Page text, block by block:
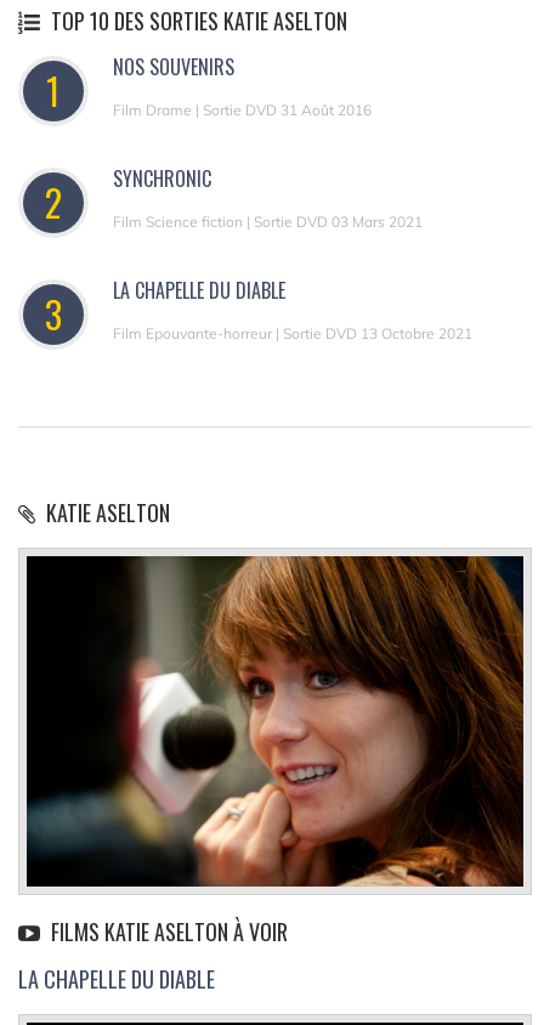
TOP 10 DES SORTIES KATIE ASELTON
1 NOS SOUVENIRS
Film Drame | Sortie DVD 31 Août 2016
2 SYNCHRONIC
Film Science fiction | Sortie DVD 03 Mars 2021
3 LA CHAPELLE DU DIABLE
Film Epouvante-horreur | Sortie DVD 13 Octobre 2021
KATIE ASELTON
FILMS KATIE ASELTON À VOIR
LA CHAPELLE DU DIABLE